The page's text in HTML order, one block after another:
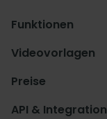
Funktionen
Videovorlagen
Preise
API & Integration